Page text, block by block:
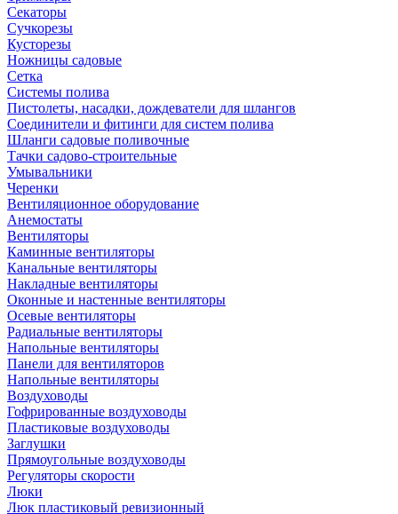
Секаторы
Сучкорезы
Кусторезы
Ножницы садовые
Сетка
Системы полива
Пистолеты, насадки, дождеватели для шлангов
Соединители и фитинги для систем полива
Шланги садовые поливочные
Тачки садово-строительные
Умывальники
Черенки
Вентиляционное оборудование
Анемостаты
Вентиляторы
Каминные вентиляторы
Канальные вентиляторы
Накладные вентиляторы
Оконные и настенные вентиляторы
Осевые вентиляторы
Радиальные вентиляторы
Напольные вентиляторы
Панели для вентиляторов
Напольные вентиляторы
Воздуховоды
Гофрированные воздуховоды
Пластиковые воздуховоды
Заглушки
Прямоугольные воздуховоды
Регуляторы скорости
Люки
Люк пластиковый ревизионный